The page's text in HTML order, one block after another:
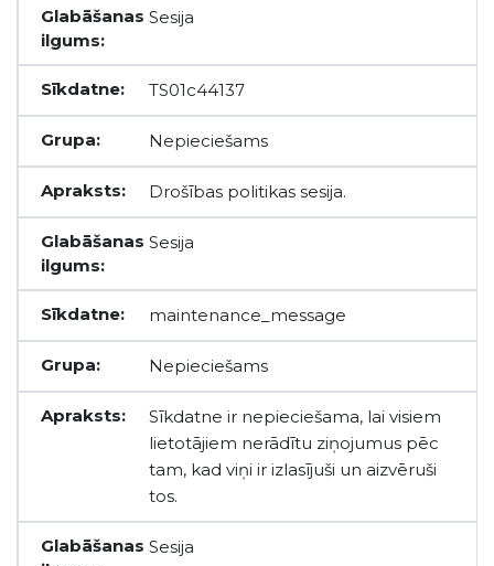
Sesija
TS01c44137
Nepieciešams
Drošības politikas sesija.
Sesija
maintenance_message
Nepieciešams
Sīkdatne ir nepieciešama, lai visiem
lietotājiem nerādītu ziņojumus pēc
tam, kad viņi ir izlasījuši un aizvēruši
tos.
Sesija